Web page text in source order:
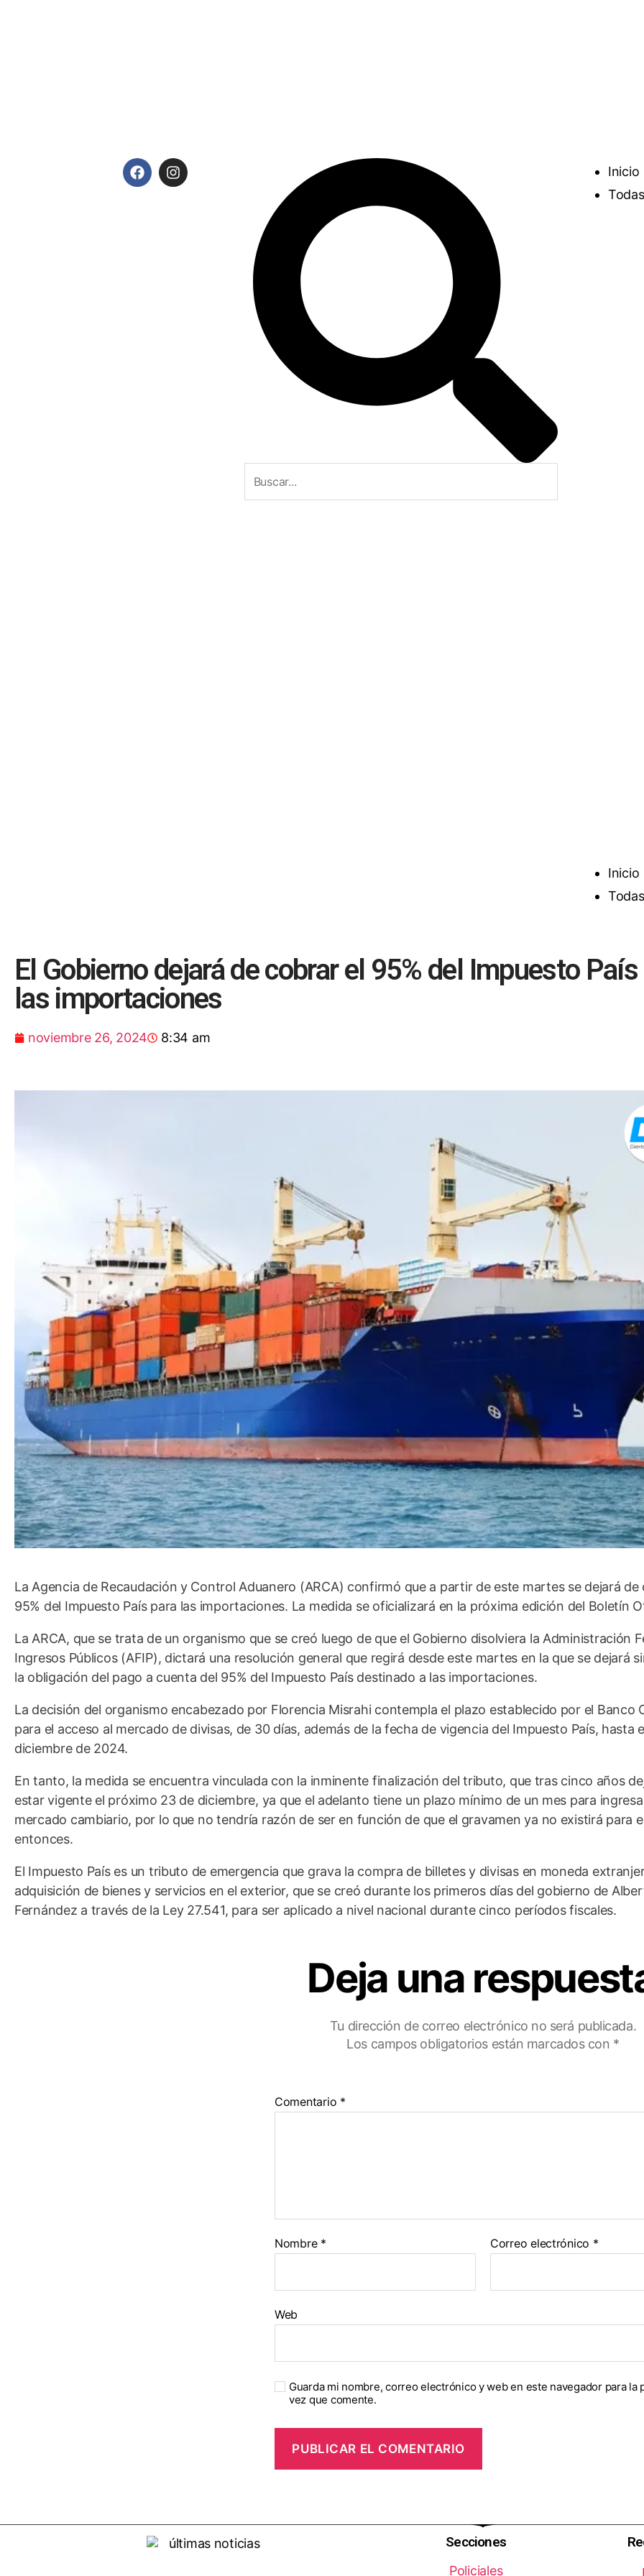
Inicio
Inicio
El Gobierno dejará de cobrar el 95% del Impuesto País
las importaciones
noviembre 26, 2024 8:34 am
La Agencia de Recaudación y Control Aduanero (ARCA) confirmó que a partir de este martes se dejará de
95% del Impuesto País para las importaciones. La medida se oficializará en la próxima edición del Boletín
La ARCA, que se trata de un organismo que se creó luego de que el Gobierno disolviera la Administración
Ingresos Públicos (AFIP), dictará una resolución general que regirá desde este martes en la que se dejará
la obligación del pago a cuenta del 95% del Impuesto País destinado a las importaciones.
La decisión del organismo encabezado por Florencia Misrahi contempla el plazo establecido por el Banco
para el acceso al mercado de divisas, de 30 días, además de la fecha de vigencia del Impuesto País, hasta
diciembre de 2024.
En tanto, la medida se encuentra vinculada con la inminente finalización del tributo, que tras cinco años
estar vigente el próximo 23 de diciembre, ya que el adelanto tiene un plazo mínimo de un mes para
mercado cambiario, por lo que no tendría razón de ser en función de que el gravamen ya no existirá para
entonces.
El Impuesto País es un tributo de emergencia que grava la compra de billetes y divisas en moneda
adquisición de bienes y servicios en el exterior, que se creó durante los primeros días del gobierno de
Fernández a través de la Ley 27.541, para ser aplicado a nivel nacional durante cinco períodos fiscales.
Deja una
Tu dirección de correo electrónico no será publicada.
Los campos obligatorios están marcados con *
Comentario *
Nombre * Correo electrónico *
Web
Guarda mi nombre, correo electrónico y web en este navegador para la
vez que comente.
Secciones
Policiales